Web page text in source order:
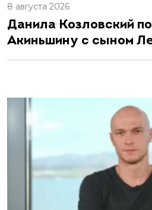
8 августа 2026
Данила Козловский
Акиньшину с сыном